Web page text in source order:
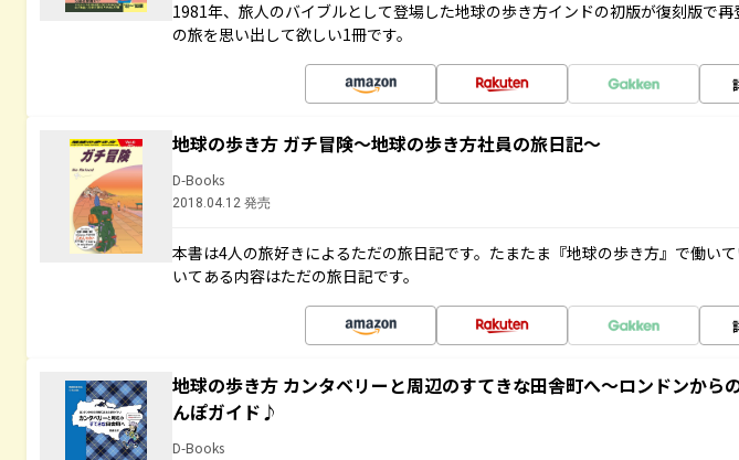
1981年、旅人のバイブルとして登場した地球の歩き方インドの初版が復刻版で
の旅を思い出して欲しい1冊です。
地球の歩き方 ガチ冒険～地球の歩き方社員の旅日記～
D-Books
2018.04.12 発売
本書は4人の旅好きによるただの旅日記です。たまたま『地球の歩き方』で働い
いてある内容はただの旅日記です。
地球の歩き方 カンタベリーと周辺のすてきな田舎町へ～ロンドンから
んぽガイド♪
D-Books